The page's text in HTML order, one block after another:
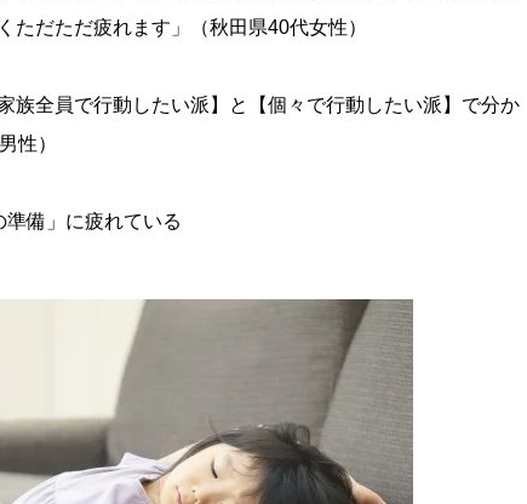
ただただ疲れます」（秋田県40代女性）
族全員で行動したい派】と【個々で行動したい派】で分か
性）
備」に疲れている